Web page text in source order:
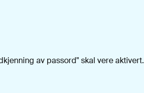
av passord" skal vere aktivert.